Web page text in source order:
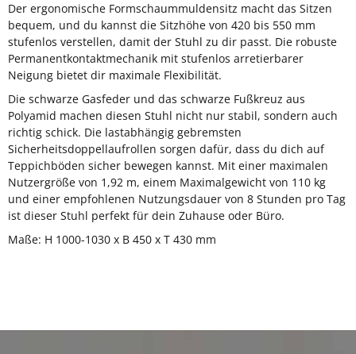
Der ergonomische Formschaummuldensitz macht das Sitzen
bequem, und du kannst die Sitzhöhe von 420 bis 550 mm
stufenlos verstellen, damit der Stuhl zu dir passt. Die robuste
Permanentkontaktmechanik mit stufenlos arretierbarer
Neigung bietet dir maximale Flexibilität.
Die schwarze Gasfeder und das schwarze Fußkreuz aus
Polyamid machen diesen Stuhl nicht nur stabil, sondern auch
richtig schick. Die lastabhängig gebremsten
Sicherheitsdoppellaufrollen sorgen dafür, dass du dich auf
Teppichböden sicher bewegen kannst. Mit einer maximalen
Nutzergröße von 1,92 m, einem Maximalgewicht von 110 kg
und einer empfohlenen Nutzungsdauer von 8 Stunden pro Tag
ist dieser Stuhl perfekt für dein Zuhause oder Büro.
Maße: H 1000-1030 x B 450 x T 430 mm